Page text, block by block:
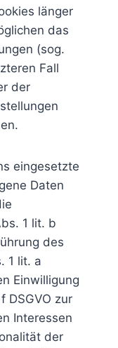
länger
das
(sog.
Fall
der
eingesetzte
Daten
1 lit. b
des
1 lit. a
Einwilligung
DSGVO zur
Interessen
der